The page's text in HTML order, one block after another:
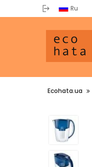
Ru
Ecohata.ua